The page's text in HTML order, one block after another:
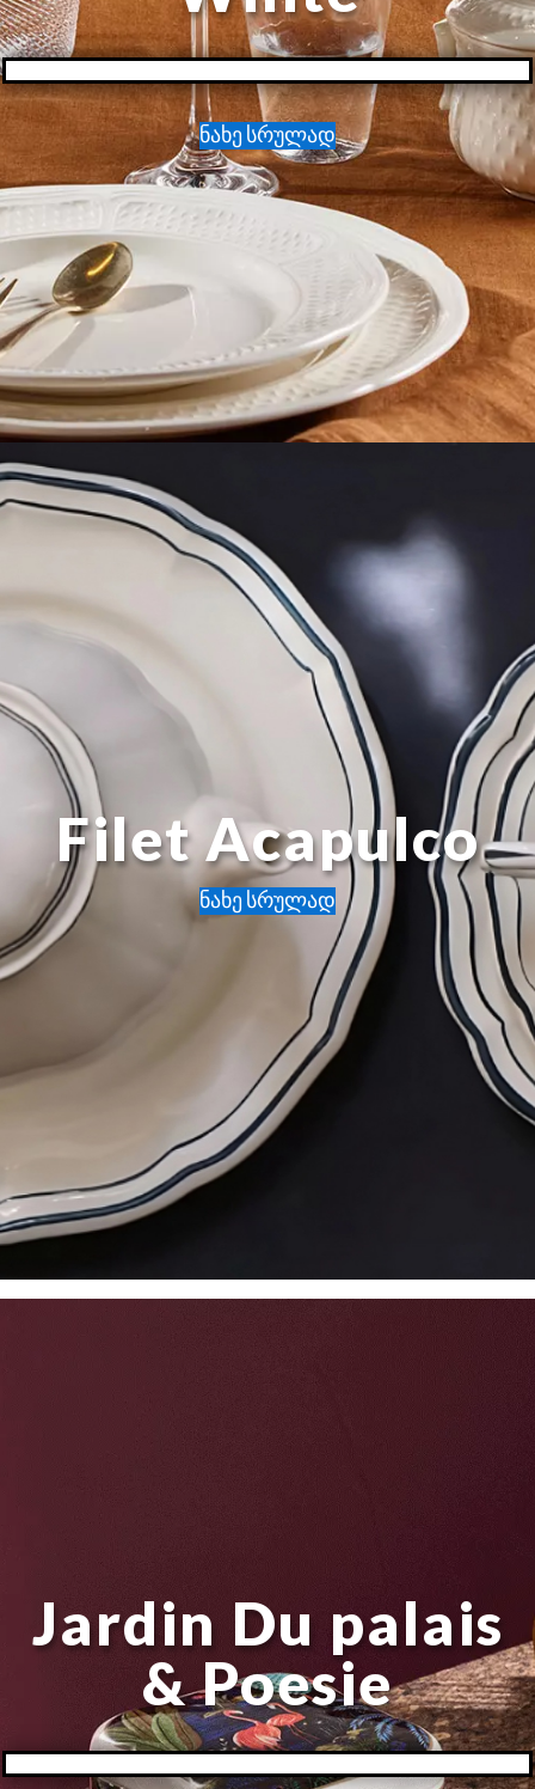
ნახე სრულად
Filet Acapulco
ნახე სრულად
Jardin Du palais
& Poesie